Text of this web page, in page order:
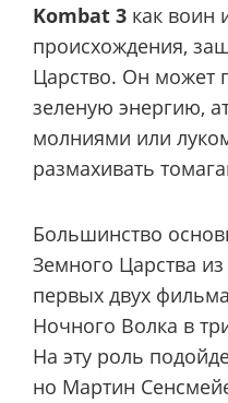
Kombat 3 как воин
происхождения,
Царство. Он может
зеленую энергию,
молниями или
размахивать
Большинство
Земного Царства
первых двух
Ночного Волка в
На эту роль
но Мартин